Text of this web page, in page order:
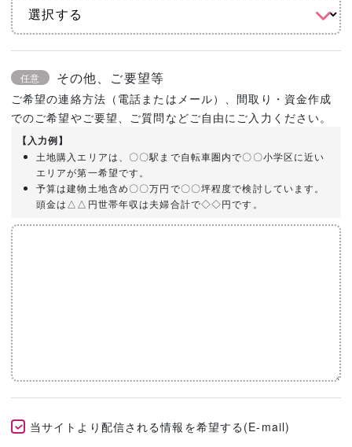
任意 その他、ご要望等
ご希望の連絡方法（電話またはメール）、間取り・資金作成
でのご希望やご要望、ご質問などご自由にご入力ください。
【入力例】
土地購入エリアは、〇〇駅まで自転車圏内で〇〇小学区に近い
エリアが第一希望です。
予算は建物土地含め〇〇万円で〇〇坪程度で検討しています。
頭金は△△円世帯年収は夫婦合計で◇◇円です。
当サイトより配信される情報を希望する(E-mail)